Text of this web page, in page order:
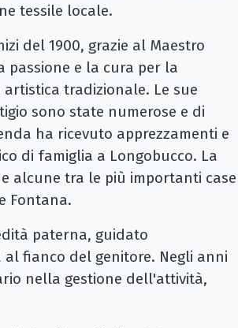
tessile locale.
del 1900, grazie al Maestro
passione e la cura per la
tradizionale. Le sue
sono state numerose e di
ha ricevuto apprezzamenti e
di famiglia a Longobucco. La
alcune tra le più importanti case
Fontana.
paterna, guidato
fianco del genitore. Negli anni
nella gestione dell'attività,